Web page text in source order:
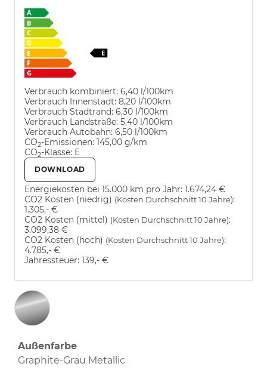
Verbrauch kombiniert: 6,40 l/100km
Verbrauch Innenstadt: 8,20 l/100km
Verbrauch Stadtrand: 6,30 l/100km
Verbrauch Landstraße: 5,40 l/100km
Verbrauch Autobahn: 6,50 l/100km
CO2-Emissionen: 145,00 g/km
CO2-Klasse: E
DOWNLOAD
Energiekosten bei 15.000 km pro Jahr: 1.674,24 €
CO2 Kosten (niedrig) (Kosten Durchschnitt 10 Jahre):
1.305,- €
CO2 Kosten (mittel) (Kosten Durchschnitt 10 Jahre):
3.099,38 €
CO2 Kosten (hoch) (Kosten Durchschnitt 10 Jahre):
4.785,- €
Jahressteuer: 139,- €
Außenfarbe
Graphite-Grau Metallic